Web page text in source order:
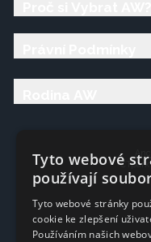
CTpark
Tyto webové
používají
Tyto webové stránky
cookie ke zlepšení
Používáním našich